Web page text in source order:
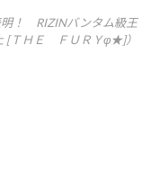
明！ RIZINバンタム級王
[ＴＨＥ ＦＵＲＹφ★]）